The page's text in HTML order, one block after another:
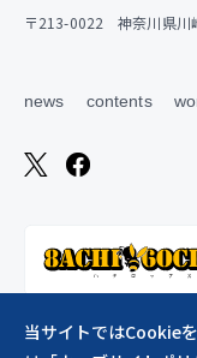
〒213-0022 神奈川県川
news contents
当サイトではCookie